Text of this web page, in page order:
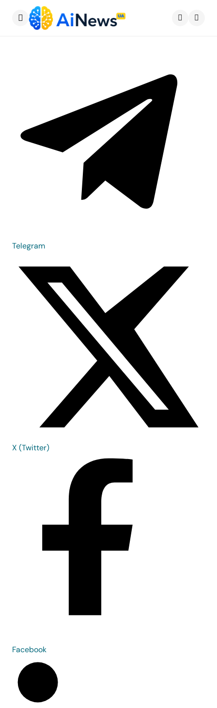
Меню
Telegram
X (Twitter)
Facebook